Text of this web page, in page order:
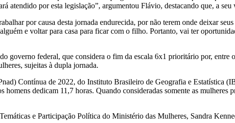
atendido por esta legislação”, argumentou Flávio, destacando que, a
por causa desta jornada endurecida, por não terem onde deixar
e voltar para casa para ficar com o filho. Portanto, vai ter
governo federal, que considera o fim da escala 6x1 prioritário por,
sujeitas à dupla jornada.
Contínua de 2022, do Instituto Brasileiro de Geografia e Estatística
homens dedicam 11,7 horas. Quando consideradas somente as
e Participação Política do Ministério das Mulheres, Sandra